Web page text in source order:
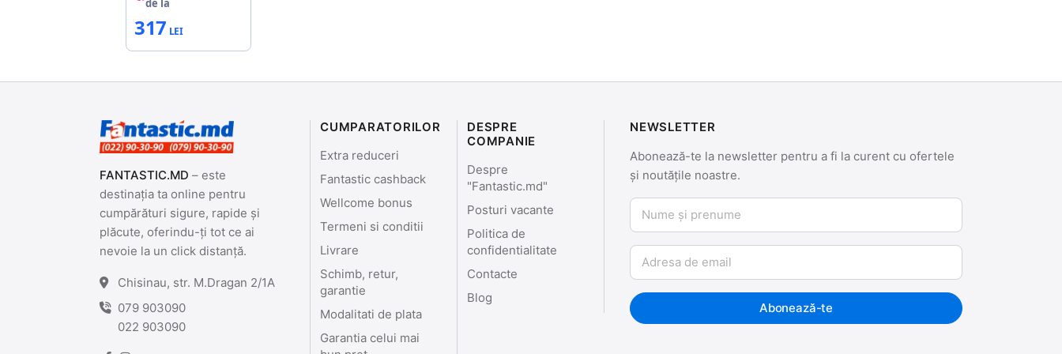
317
FANTASTIC.MD – este
destinația ta online pentru
cumpărături sigure, rapide și
plăcute, oferindu-ți tot ce ai
nevoie la un click distanță.
Chisinau, str. M.Dragan 2/1A
079 903090
022 903090
CUMPARATORILOR
Extra reduceri
Fantastic cashback
Wellcome bonus
Termeni si conditii
Livrare
Schimb, retur,
garantie
Modalitati de plata
Garantia celui mai
DESPRE
COMPANIE
Despre
"Fantastic.md"
Posturi vacante
Politica de
confidentialitate
Contacte
Blog
NEWSLETTER
Abonează-te la newsletter pentru a fi la curent cu ofertele
și noutățile noastre.
Nume și prenume
Email
Abonează-te